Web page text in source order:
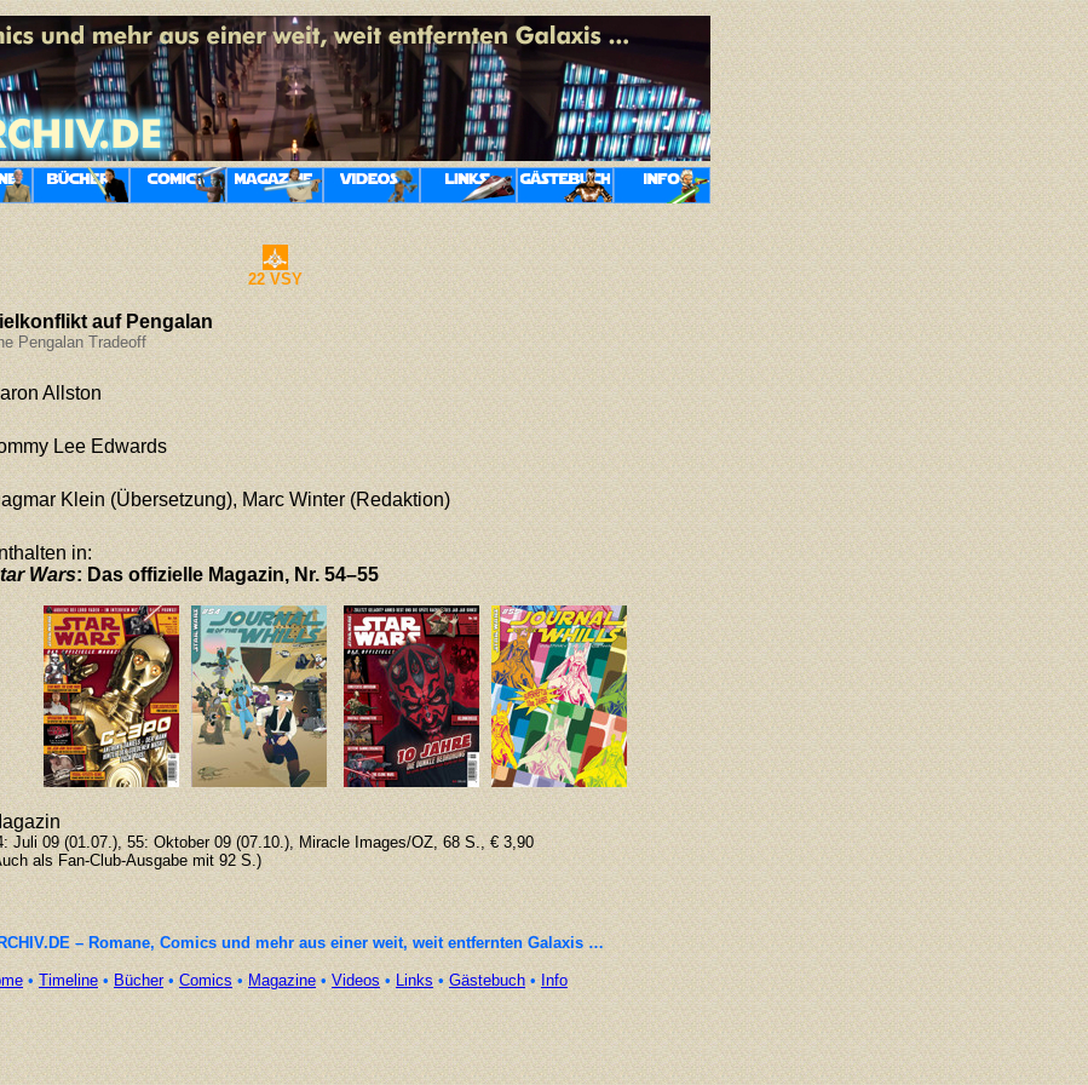
22 VSY
auf Pengalan
Pengalan Tradeoff
Allston
Lee Edwards
Klein(Übersetzung), Marc Winter (Redaktion)
in:
Wars: Das offizielle Magazin, Nr. 54–55
Juli 09 (01.07.), 55: Oktober 09 (07.10.), Miracle Images/OZ, 68 S., € 3,90
als Fan-Club-Ausgabe mit 92 S.)
– Romane, Comics und mehr aus einer weit, weit entfernten Galaxis …
•Timeline •Bücher• Comics• Magazine•Videos• Links• Gästebuch•Info